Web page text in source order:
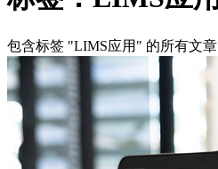
包含标签 "LIMS应用" 的所有文章